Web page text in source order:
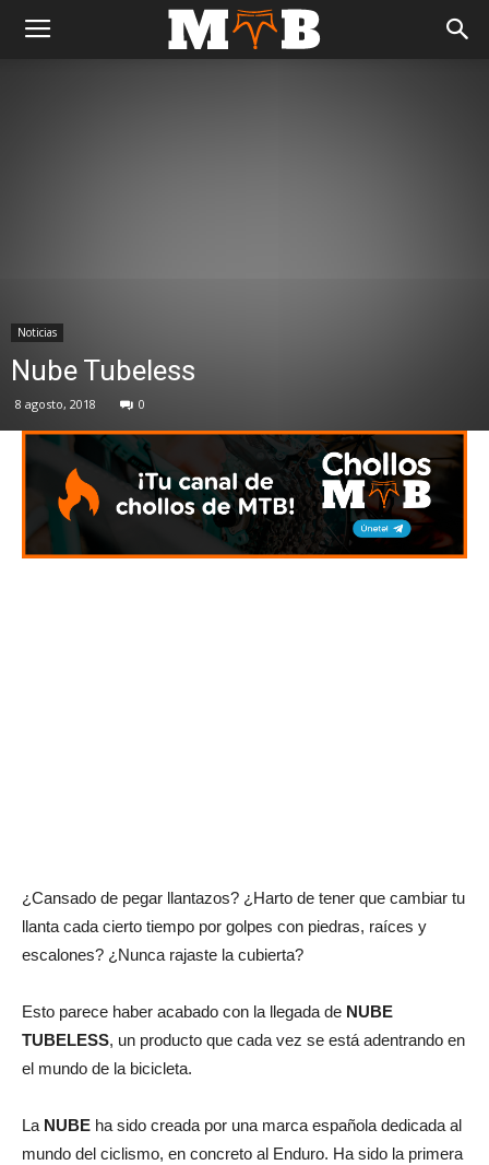
Noticias
Nube Tubeless
8 agosto, 2018 0
¿Cansado de pegar llantazos? ¿Harto de tener que cambiar tu
llanta cada cierto tiempo por golpes con piedras, raíces y
escalones? ¿Nunca rajaste la cubierta?
Esto parece haber acabado con la llegada de NUBE
TUBELESS, un producto que cada vez se está adentrando en
el mundo de la bicicleta.
La NUBE ha sido creada por una marca española dedicada al
mundo del ciclismo, en concreto al Enduro. Ha sido la primera